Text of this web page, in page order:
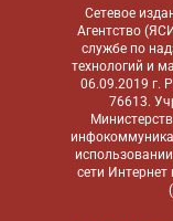
Сетевое
Агентство
службе по
технологий и
06.09.2019 г.
76613.
сети Интернет
(